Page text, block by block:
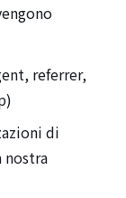
referrer,
di
nostra